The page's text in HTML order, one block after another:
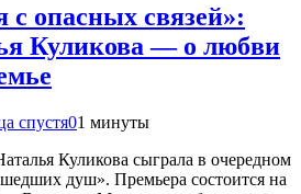
с опасных связей»:
Куликова — о любви
спустя01 минуты
Куликова сыграла в очередном
душ». Премьера состоится на